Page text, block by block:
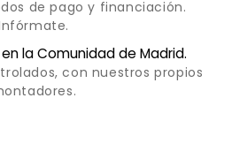
de pago y financiación.
la Comunidad de Madrid.
con nuestros propios